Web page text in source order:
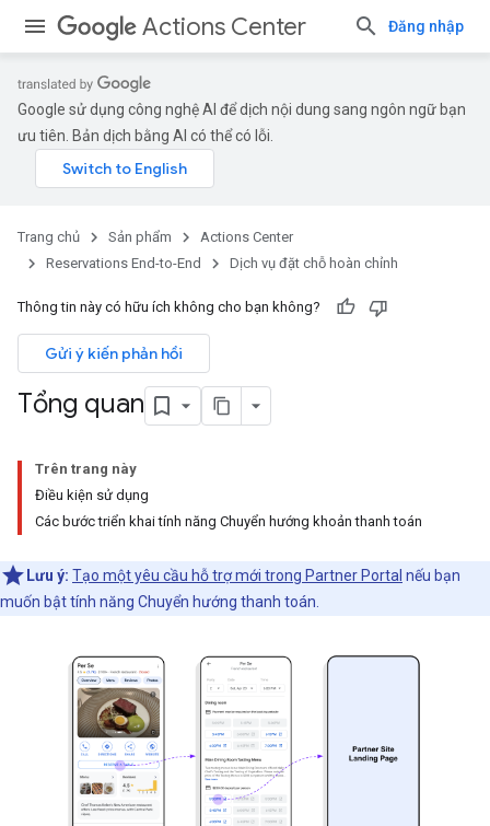
Actions Center Đăng nhập
Google sử dụng công nghệ AI để dịch nội dung sang ngôn ngữ bạn
ưu tiên. Bản dịch bằng AI có thể có lỗi.
Trang chủ Sản phẩm
Actions Center
Reservations End-to-End
Dịch vụ đặt chỗ hoàn chỉnh
Thông tin này có hữu ích không cho bạn không?
Gửi ý kiến phản hồi
Tổng quan
Trên trang này
Điều kiện sử dụng
Các bước triển khai tính năng Chuyển hướng khoản thanh toán
Lưu ý: Tạo một yêu cầu hỗ trợ mới trong Partner Portal nếu bạn
muốn bật tính năng Chuyển hướng thanh toán.